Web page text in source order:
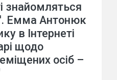
знайомляться
Емма Антонюк
в Інтернеті
щодо
осіб –